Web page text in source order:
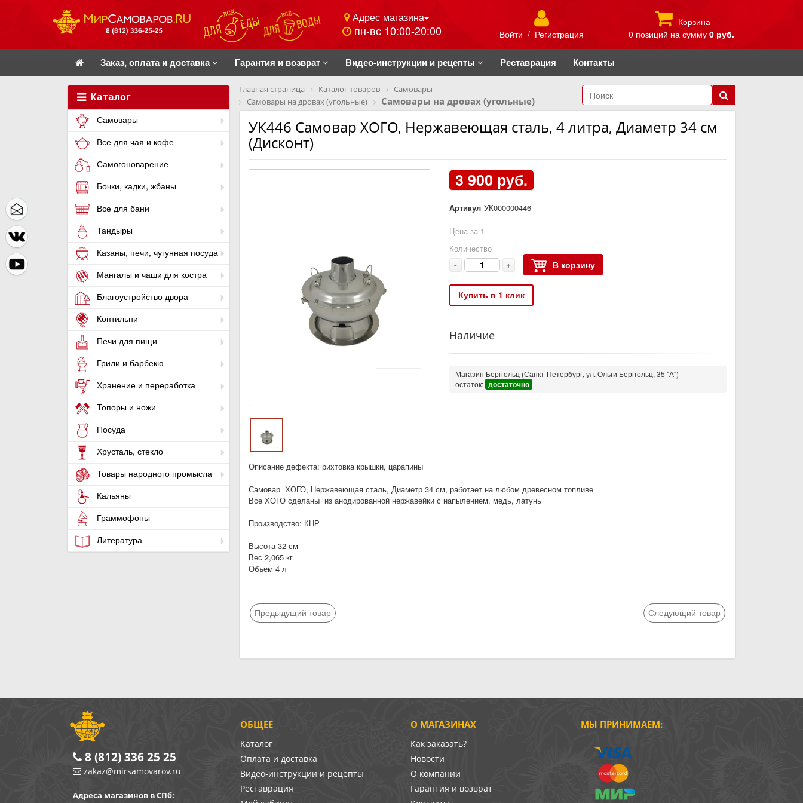
Адрес магазина
пн-вс 10:00-20:00 Войти / Регистрация
Корзина
0 позиций на сумму 0 руб.
Заказ, оплата и доставка Гарантия и возврат Видео-инструкции и рецепты Реставрация Контакты
Каталог
Самовары
Все для чая и кофе
Самогоноварение
Бочки, кадки, жбаны
Все для бани
Тандыры
Казаны, печи, чугунная посуда
Мангалы и чаши для костра
Благоустройство двора
Коптильни
Печи для пищи
Грили и барбекю
Хранение и переработка
Топоры и ножи
Посуда
Хрусталь, стекло
Товары народного промысла
Кальяны
Граммофоны
Литература
Главная страница Каталог товаров
Самовары
Самовары на дровах (угольные)
Самовары на дровах (угольные)
УК446 Самовар ХОГО, Нержавеющая сталь, 4 литра, Диаметр 34 см
(Дисконт)
3 900 руб.
Артикул УК000000446
Цена за 1
Количество
- + В корзину
Купить в 1 клик
Наличие
Магазин Берггольц (Санкт-Петербург, ул. Ольги Берггольц, 35 "А")
остаток: достаточно
Описание дефекта: рихтовка крышки, царапины
Самовар ХОГО, Нержавеющая сталь, Диаметр 34 см, работает на любом древесном топливе
Все ХОГО сделаны из анодированной нержавейки с напылением, медь, латунь
Производство: КНР
Высота 32 см
Вес 2,065 кг
Объем 4 л
Предыдущий товар Следующий товар
О МАГАЗИНАХ
Как заказать?
Новости
О компании
Гарантия и возврат
ОБЩЕЕ
Каталог
Оплата и доставка
Видео-инструкции и рецепты
Реставрация
МЫ ПРИНИМАЕМ:
8 (812) 336 25 25
zakaz@mirsamovarov.ru
Адреса магазинов в СПб: